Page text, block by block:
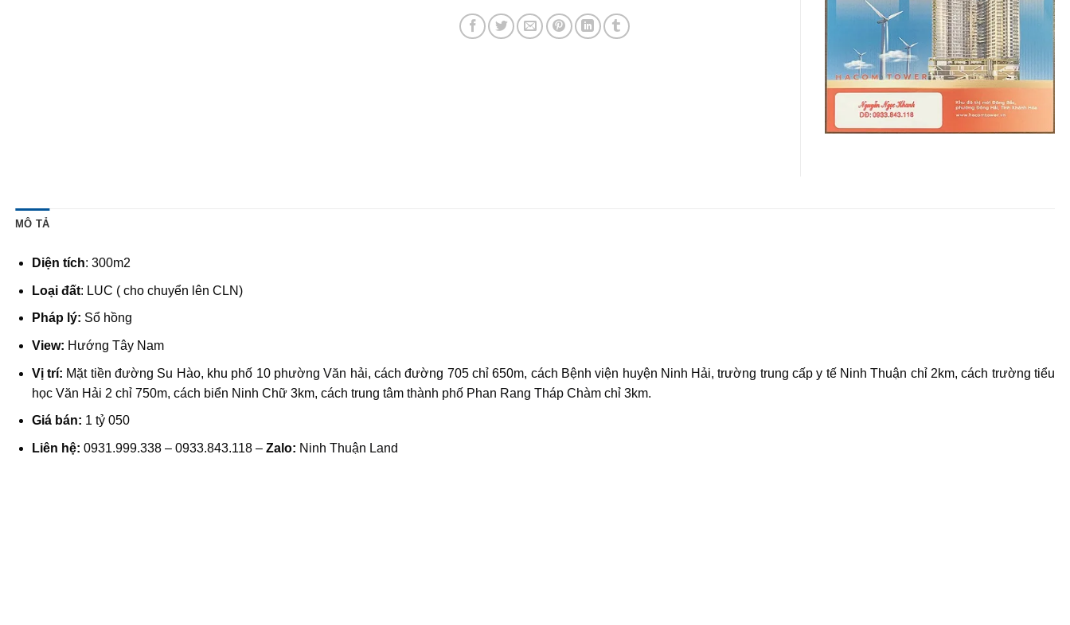
MÔ TẢ
Diện tích: 300m2
Loại đất: LUC ( cho chuyển lên CLN)
Pháp lý: Sổ hồng
View: Hướng Tây Nam
Vị trí: Mặt tiền đường Su Hào, khu phố 10 phườngVăn hải, cách đường 705 chỉ 650m, cách Bệnh viện huyện Ninh Hải, trường trung cấp y tế Ninh Thuận chỉ 2km, cách trường tiểu
học Văn Hải 2 chỉ 750m, cách biển Ninh Chữ 3km, cách trung tâm thành phố Phan Rang Tháp Chàmchỉ 3km.
Giá bán: 1 tỷ 050
Liên hệ: 0931.999.338 – 0933.843.118 – Zalo: Ninh Thuận Land